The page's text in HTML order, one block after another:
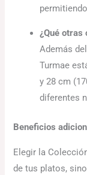
¿Qué otras
Además
Turmae
y 28 cm
diferentes
Beneficios
Elegir la
de tus platos,